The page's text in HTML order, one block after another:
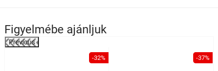
Figyelmébe ajánljuk
Previous
-32% -37%